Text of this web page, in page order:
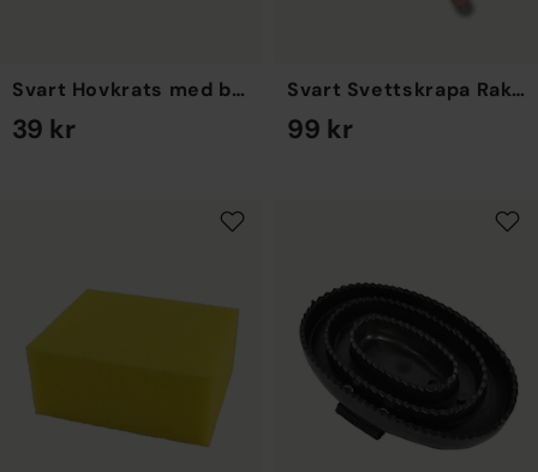
Svart Hovkrats med borste
39 kr
Svart Svettskrapa Rak i metall
99 kr